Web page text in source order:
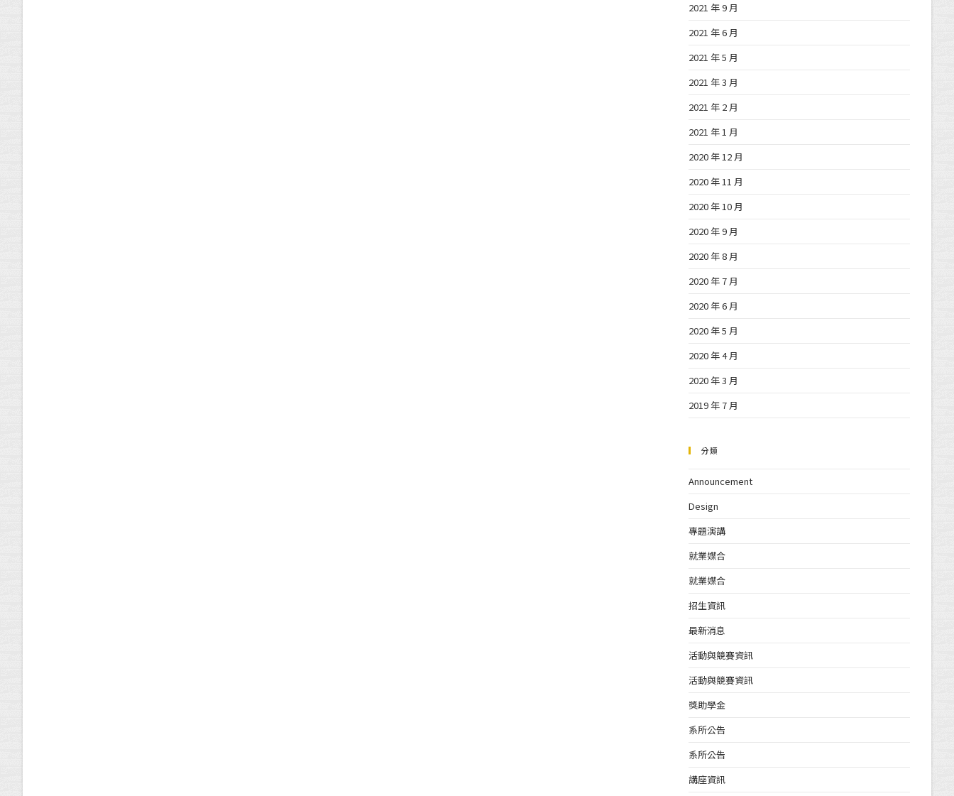
2021 年 9 月
2021 年 6 月
2021 年 5 月
2021 年 3 月
2021 年 2 月
2021 年 1 月
2020 年 12 月
2020 年 11 月
2020 年 10 月
2020 年 9 月
2020 年 8 月
2020 年 7 月
2020 年 6 月
2020 年 5 月
2020 年 4 月
2020 年 3 月
2019 年 7 月
分類
Announcement
Design
專題演講
就業媒合
就業媒合
招生資訊
最新消息
活動與競賽資訊
活動與競賽資訊
獎助學金
系所公告
系所公告
講座資訊